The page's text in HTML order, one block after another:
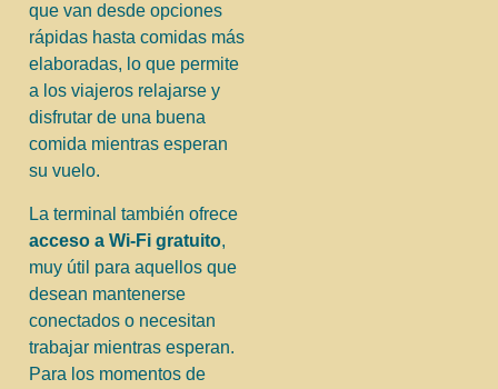
que van desde opciones
rápidas hasta comidas más
elaboradas, lo que permite
a los viajeros relajarse y
disfrutar de una buena
comida mientras esperan
su vuelo.
La terminal también ofrece
acceso a Wi-Fi gratuito,
muy útil para aquellos que
desean mantenerse
conectados o necesitan
trabajar mientras esperan.
Para los momentos de